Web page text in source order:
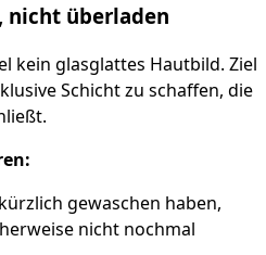
nicht überladen
kein glasglattes Hautbild. Ziel
Schicht zu schaffen, die
gewaschen haben,
nicht nochmal